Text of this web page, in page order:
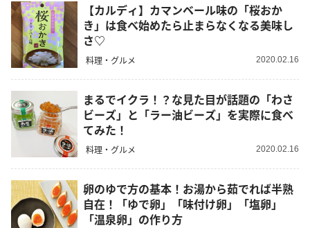
【カルディ】カマンベール味の「桜おか
き」は食べ始めたら止まらなくなる美味し
さ♡
料理・グルメ 2020.02.16
まるでイクラ！？な見た目が話題の「わさ
ビーズ」と「ラー油ビーズ」を実際に食べ
てみた！
料理・グルメ 2020.02.16
卵のゆで方の基本！お湯から茹でれば半熟
自在！「ゆで卵」「味付け卵」「塩卵」
「温泉卵」の作り方